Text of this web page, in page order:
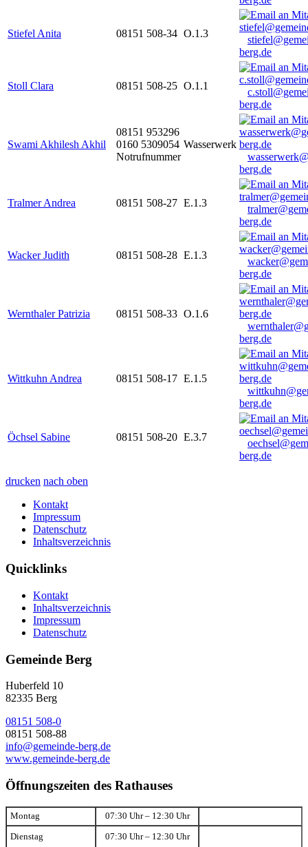
Stiefel Anita 08151 508-34 O.1.3
berg.de
Stoll Clara 08151 508-25 O.1.1
berg.de
Swami Akhilesh Akhil
08151 953296
0160 5309054
Notrufnummer
Wasserwerk
berg.de
Tralmer Andrea 08151 508-27 E.1.3
berg.de
Wacker Judith 08151 508-28 E.1.3
berg.de
Wernthaler Patrizia 08151 508-33 O.1.6
berg.de
Wittkuhn Andrea 08151 508-17 E.1.5
berg.de
Öchsel Sabine 08151 508-20 E.3.7
berg.de
drucken nach oben
Kontakt
Impressum
Datenschutz
Inhaltsverzeichnis
Quicklinks
Kontakt
Inhaltsverzeichnis
Impressum
Datenschutz
Gemeinde Berg
Huberfeld 10
82335 Berg
08151 508-0
08151 508-88
info@gemeinde-berg.de
www.gemeinde-berg.de
Öffnungszeiten des Rathauses
Montag 07:30 Uhr – 12:30 Uhr
Dienstag 07:30 Uhr – 12:30 Uhr